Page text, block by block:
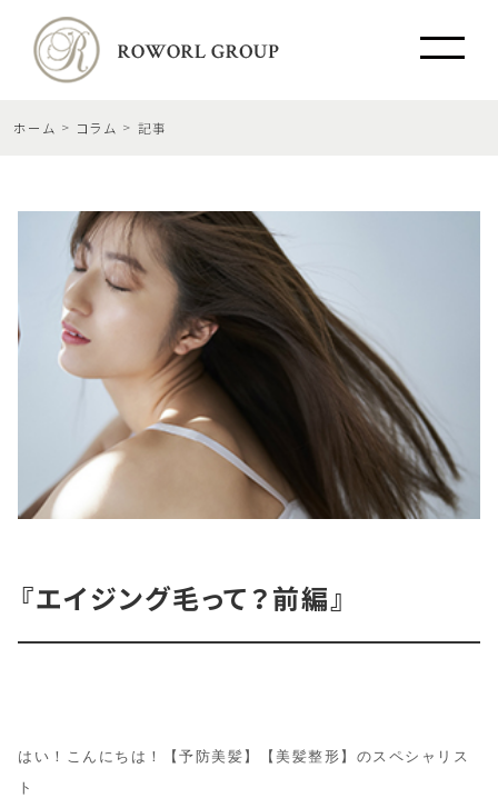
ホーム コラム 記事
『エイジング毛って？前編』
はい！こんにちは！【予防美髪】【美髪整形】のスペシャリス
ト